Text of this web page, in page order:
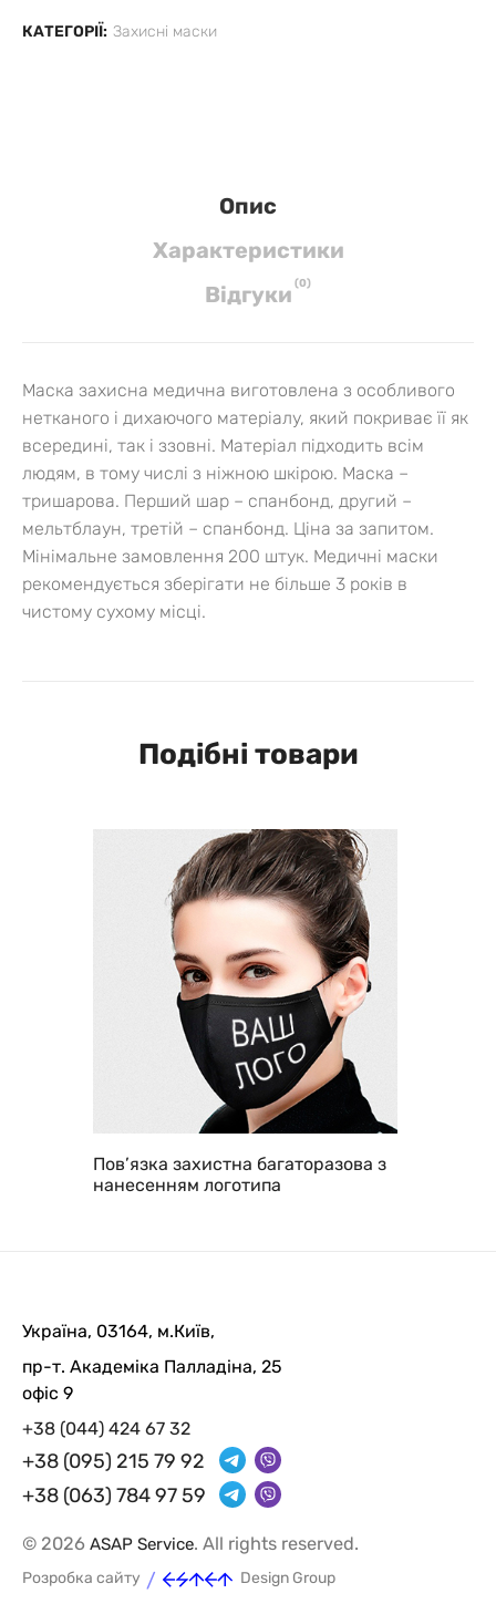
КАТЕГОРІЇ: Захисні маски
Опис
Характеристики
Вiдгуки (0)
Маска захисна медична виготовлена з особливого
нетканого і дихаючого матеріалу, який покриває її як
всередині, так і ззовні. Матеріал підходить всім
людям, в тому числі з ніжною шкірою. Маска –
тришарова. Перший шар – спанбонд, другий –
мельтблаун, третій – спанбонд. Ціна за запитом.
Мінімальне замовлення 200 штук. Медичні маски
рекомендується зберігати не більше 3 років в
чистому сухому місці.
Подібні товари
Пов’язка захистна багаторазова з
нанесенням логотипа
Україна, 03164, м.Київ,
пр-т. Академіка Палладіна, 25
офіс 9
+38 (044) 424 67 32
+38 (095) 215 79 92
+38 (063) 784 97 59
© 2026 ASAP Service. All rights reserved.
Розробка сайту / Design Group